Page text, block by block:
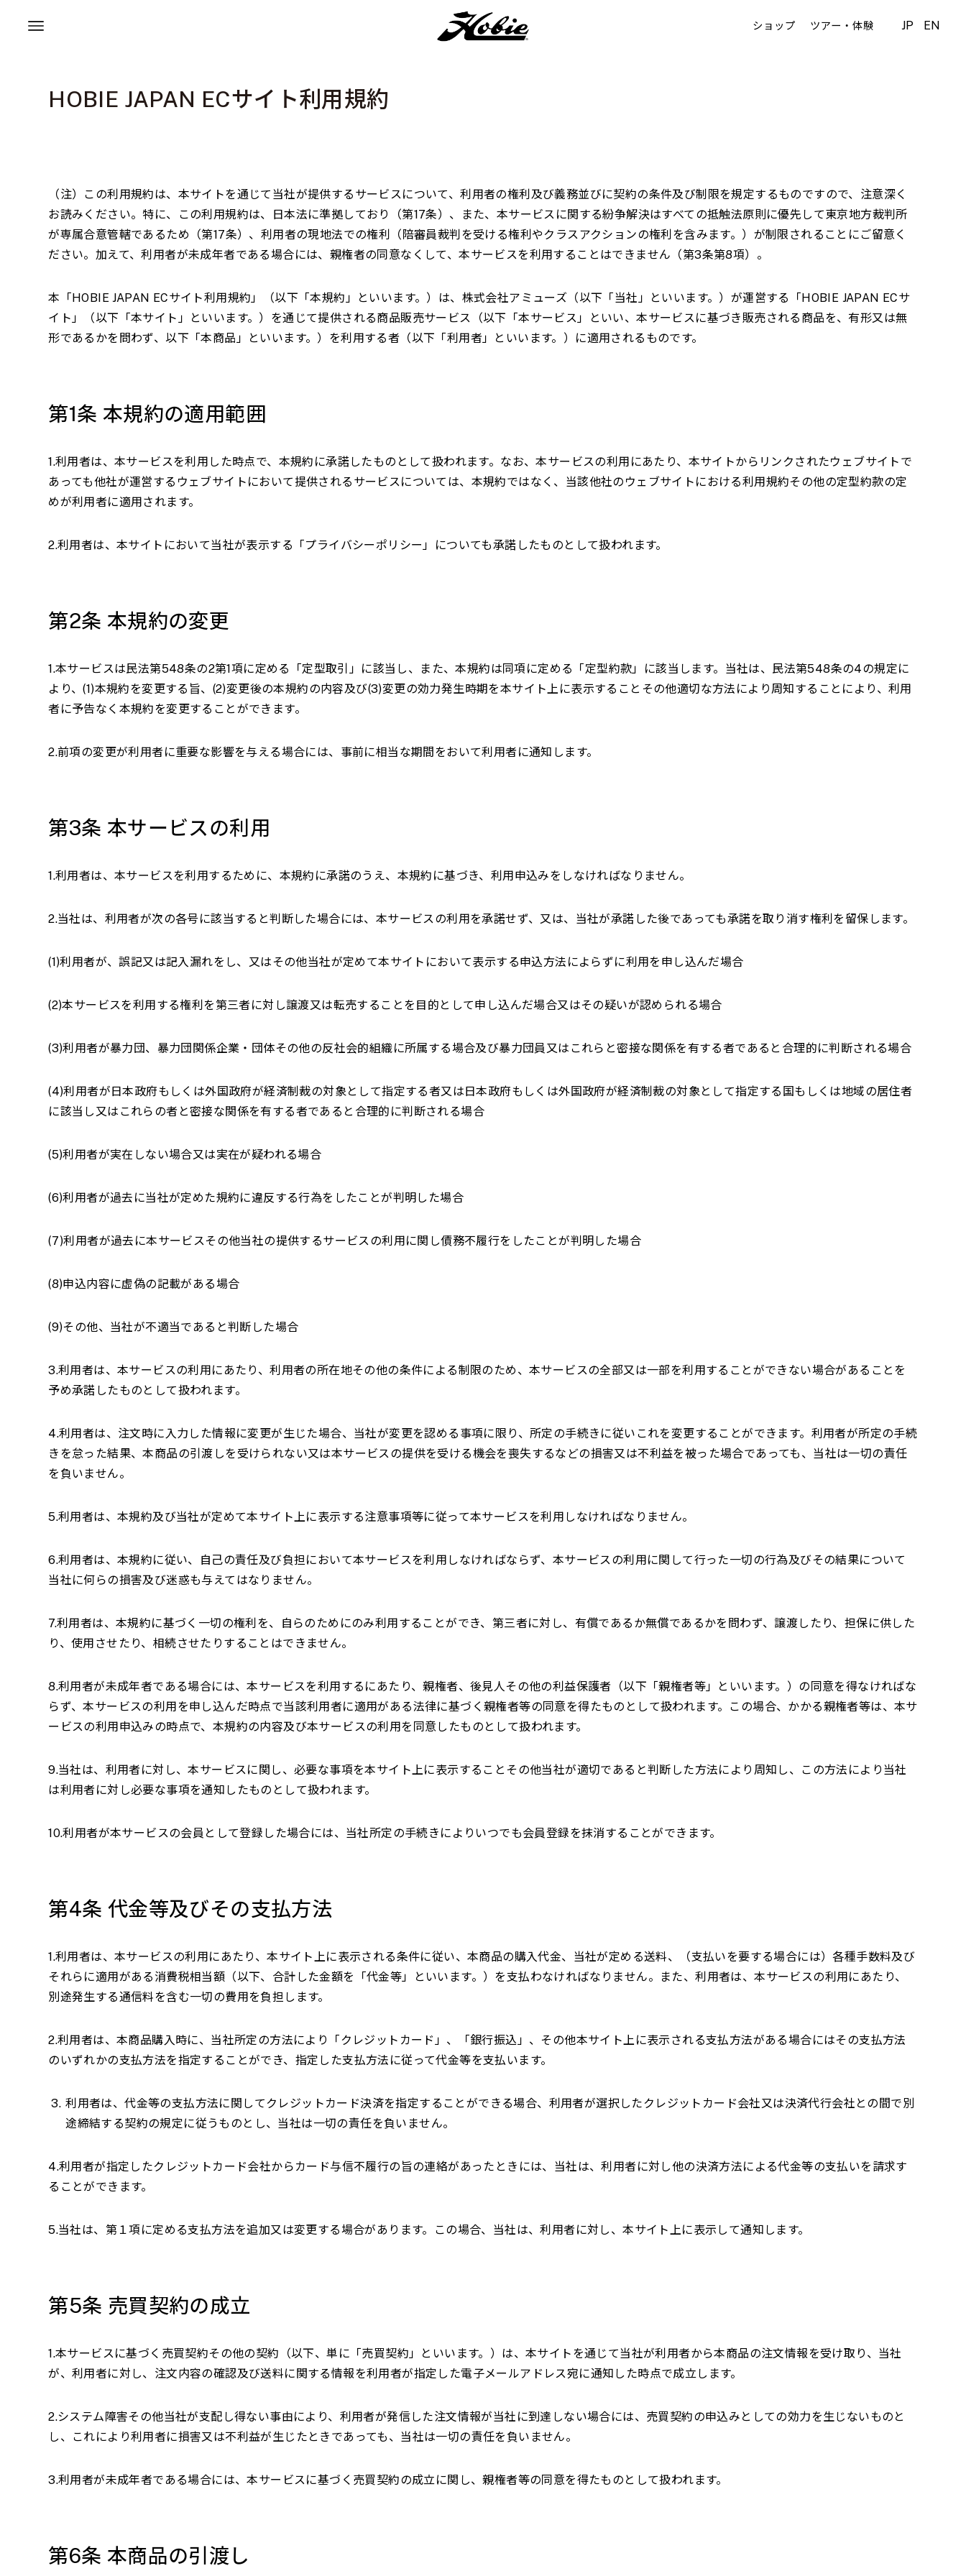
ショップ ツアー・体験 JP EN
HOBIE JAPAN ECサイト利⽤規約
（注）この利用規約は、本サイトを通じて当社が提供するサービスについて、利用者の権利及び義務並びに契約の条件及び制限を規定するものですので、注意深く
お読みください。特に、この利用規約は、日本法に準拠しており（第17条）、また、本サービスに関する紛争解決はすべての抵触法原則に優先して東京地方裁判所
が専属合意管轄であるため（第17条）、利用者の現地法での権利（陪審員裁判を受ける権利やクラスアクションの権利を含みます。）が制限されることにご留意く
ださい。加えて、利用者が未成年者である場合には、親権者の同意なくして、本サービスを利用することはできません（第3条第8項）。
本「HOBIE JAPAN ECサイト利用規約」（以下「本規約」といいます。）は、株式会社アミューズ（以下「当社」といいます。）が運営する「HOBIE JAPAN ECサ
イト」（以下「本サイト」といいます。）を通じて提供される商品販売サービス（以下「本サービス」といい、本サービスに基づき販売される商品を、有形又は無
形であるかを問わず、以下「本商品」といいます。）を利用する者（以下「利用者」といいます。）に適用されるものです。
第1条 本規約の適用範囲
1.利用者は、本サービスを利用した時点で、本規約に承諾したものとして扱われます。なお、本サービスの利用にあたり、本サイトからリンクされたウェブサイトで
あっても他社が運営するウェブサイトにおいて提供されるサービスについては、本規約ではなく、当該他社のウェブサイトにおける利用規約その他の定型約款の定
めが利用者に適用されます。
2.利用者は、本サイトにおいて当社が表示する「プライバシーポリシー」についても承諾したものとして扱われます。
第2条 本規約の変更
1.本サービスは民法第548条の2第1項に定める「定型取引」に該当し、また、本規約は同項に定める「定型約款」に該当します。当社は、民法第548条の4の規定に
より、(1)本規約を変更する旨、 (2)変更後の本規約の内容及び(3)変更の効力発生時期を本サイト上に表示することその他適切な方法により周知することにより、利用
者に予告なく本規約を変更することができます。
2.前項の変更が利用者に重要な影響を与える場合には、事前に相当な期間をおいて利用者に通知します。
第3条 本サービスの利用
1.利用者は、本サービスを利用するために、本規約に承諾のうえ、本規約に基づき、利用申込みをしなければなりません。
2.当社は、利用者が次の各号に該当すると判断した場合には、本サービスの利用を承諾せず、又は、当社が承諾した後であっても承諾を取り消す権利を留保します。
(1)利用者が、誤記又は記入漏れをし、又はその他当社が定めて本サイトにおいて表示する申込方法によらずに利用を申し込んだ場合
(2)本サービスを利用する権利を第三者に対し譲渡又は転売することを目的として申し込んだ場合又はその疑いが認められる場合
(3)利用者が暴力団、暴力団関係企業・団体その他の反社会的組織に所属する場合及び暴力団員又はこれらと密接な関係を有する者であると合理的に判断される場合
(4)利用者が日本政府もしくは外国政府が経済制裁の対象として指定する者又は日本政府もしくは外国政府が経済制裁の対象として指定する国もしくは地域の居住者
に該当し又はこれらの者と密接な関係を有する者であると合理的に判断される場合
(5)利用者が実在しない場合又は実在が疑われる場合
(6)利用者が過去に当社が定めた規約に違反する行為をしたことが判明した場合
(7)利用者が過去に本サービスその他当社の提供するサービスの利用に関し債務不履行をしたことが判明した場合
(8)申込内容に虚偽の記載がある場合
(9)その他、当社が不適当であると判断した場合
3.利用者は、本サービスの利用にあたり、利用者の所在地その他の条件による制限のため、本サービスの全部又は一部を利用することができない場合があることを
予め承諾したものとして扱われます。
4.利用者は、注文時に入力した情報に変更が生じた場合、当社が変更を認める事項に限り、所定の手続きに従いこれを変更することができます。利用者が所定の手続
きを怠った結果、本商品の引渡しを受けられない又は本サービスの提供を受ける機会を喪失するなどの損害又は不利益を被った場合であっても、当社は一切の責任
を負いません。
5.利用者は、本規約及び当社が定めて本サイト上に表示する注意事項等に従って本サービスを利用しなければなりません。
6.利用者は、本規約に従い、自己の責任及び負担において本サービスを利用しなければならず、本サービスの利用に関して行った一切の行為及びその結果について
当社に何らの損害及び迷惑も与えてはなりません。
7.利用者は、本規約に基づく一切の権利を、自らのためにのみ利用することができ、第三者に対し、有償であるか無償であるかを問わず、譲渡したり、担保に供した
り、使用させたり、相続させたりすることはできません。
8.利用者が未成年者である場合には、本サービスを利用するにあたり、親権者、後見人その他の利益保護者（以下「親権者等」といいます。）の同意を得なければな
らず、本サービスの利用を申し込んだ時点で当該利用者に適用がある法律に基づく親権者等の同意を得たものとして扱われます。この場合、かかる親権者等は、本サ
ービスの利用申込みの時点で、本規約の内容及び本サービスの利用を同意したものとして扱われます。
9.当社は、利用者に対し、本サービスに関し、必要な事項を本サイト上に表示することその他当社が適切であると判断した方法により周知し、この方法により当社
は利用者に対し必要な事項を通知したものとして扱われます。
10.利用者が本サービスの会員として登録した場合には、当社所定の手続きによりいつでも会員登録を抹消することができます。
第4条 代金等及びその支払方法
1.利用者は、本サービスの利用にあたり、本サイト上に表示される条件に従い、本商品の購入代金、当社が定める送料、（支払いを要する場合には）各種手数料及び
それらに適用がある消費税相当額（以下、合計した金額を「代金等」といいます。）を支払わなければなりません。また、利用者は、本サービスの利用にあたり、
別途発生する通信料を含む一切の費用を負担します。
2.利用者は、本商品購入時に、当社所定の方法により「クレジットカード」、「銀行振込」、その他本サイト上に表示される支払方法がある場合にはその支払方法
のいずれかの支払方法を指定することができ、指定した支払方法に従って代金等を支払います。
利用者は、代金等の支払方法に関してクレジットカード決済を指定することができる場合、利用者が選択したクレジットカード会社又は決済代行会社との間で別
途締結する契約の規定に従うものとし、当社は一切の責任を負いません。
4.利用者が指定したクレジットカード会社からカード与信不履行の旨の連絡があったときには、当社は、利用者に対し他の決済方法による代金等の支払いを請求す
ることができます。
5.当社は、第１項に定める支払方法を追加又は変更する場合があります。この場合、当社は、利用者に対し、本サイト上に表示して通知します。
第5条 売買契約の成立
1.本サービスに基づく売買契約その他の契約（以下、単に「売買契約」といいます。）は、本サイトを通じて当社が利用者から本商品の注文情報を受け取り、当社
が、利用者に対し、注文内容の確認及び送料に関する情報を利用者が指定した電子メールアドレス宛に通知した時点で成立します。
2.システム障害その他当社が支配し得ない事由により、利用者が発信した注文情報が当社に到達しない場合には、売買契約の申込みとしての効力を生じないものと
し、これにより利用者に損害又は不利益が生じたときであっても、当社は一切の責任を負いません。
3.利用者が未成年者である場合には、本サービスに基づく売買契約の成立に関し、親権者等の同意を得たものとして扱われます。
第6条 本商品の引渡し